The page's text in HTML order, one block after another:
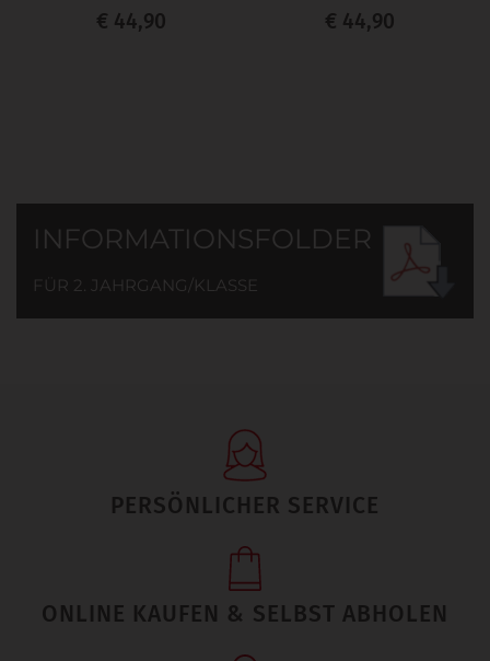
€ 44,90
€ 44,90
INFORMATIONSFOLDER
FÜR 2. JAHRGANG/KLASSE
PERSÖNLICHER SERVICE
ONLINE KAUFEN & SELBST ABHOLEN